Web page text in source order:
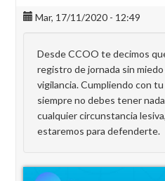
Mar, 17/11/2020 - 12:49
Desde CCOO te decimos
registro de jornada sin miedo
vigilancia. Cumpliendo con
siempre no debes tener
cualquier circunstancia
estaremos para defenderte.